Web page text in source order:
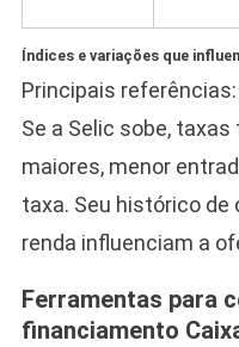
Índices e variações que
Principais referências:
Se a Selic sobe,
maiores, menor
taxa. Seu histórico
renda influenciam a
Ferramentas para
financiamento